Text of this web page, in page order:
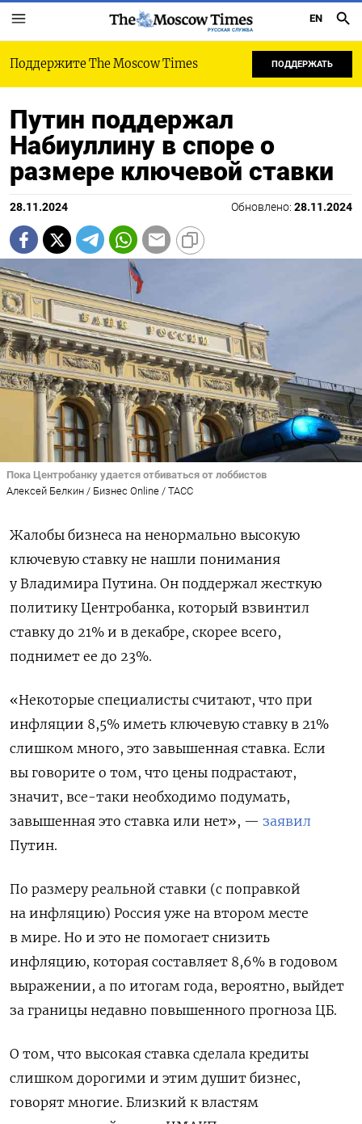
РУССКАЯ СЛУЖБА
EN
Поддержите The Moscow Times ПОДДЕРЖАТЬ
Путин поддержал
Набиуллину в споре о
размере ключевой ставки
28.11.2024 Обновлено: 28.11.2024
Пока Центробанку удается отбиваться от лоббистов
Алексей Белкин / Бизнес Online / ТАСС
Жалобы бизнеса на ненормально высокую
ключевую ставку не нашли понимания
у Владимира Путина. Он поддержал жесткую
политику Центробанка, который взвинтил
ставку до 21% и в декабре, скорее всего,
поднимет ее до 23%.
«Некоторые специалисты считают, что при
инфляции 8,5% иметь ключевую ставку в 21%
слишком много, это завышенная ставка. Если
вы говорите о том, что цены подрастают,
значит, все-таки необходимо подумать,
завышенная это ставка или нет», — заявил
Путин.
По размеру реальной ставки (с поправкой
на инфляцию) Россия уже на втором месте
в мире. Но и это не помогает снизить
инфляцию, которая составляет 8,6% в годовом
выражении, а по итогам года, вероятно, выйдет
за границы недавно повышенного прогноза ЦБ.
О том, что высокая ставка сделала кредиты
слишком дорогими и этим душит бизнес,
говорят многие. Близкий к властям